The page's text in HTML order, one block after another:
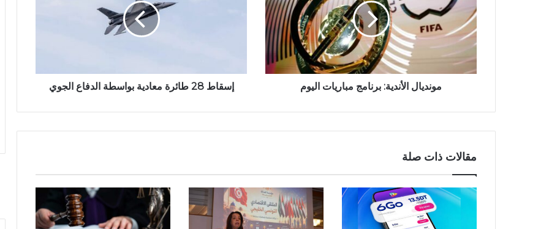
مونديال الأندية: برنامج مباريات اليوم إسقاط 28 طائرة معادية بواسطة الدفاع الجوي
مقالات ذات صلة